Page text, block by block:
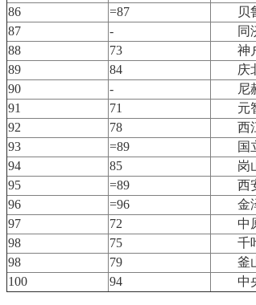
86
=87 贝鲁
87
- 同
88
73 神
89
84 庆北
90
- 尼赫
91
71 元
92
78 西
93
=89 国立
94
85 岗
95
=89 西安
96
=96 金
97
72 中
98
75 千
98
79 釜山
100
94 中